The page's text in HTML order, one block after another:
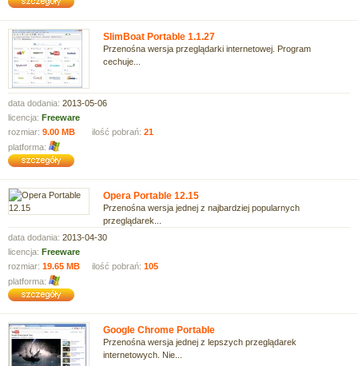
SlimBoat Portable 1.1.27
Przenośna wersja przeglądarki internetowej. Program
cechuje...
data dodania: 2013-05-06
licencja: Freeware
rozmiar: 9.00 MB ilość pobrań: 21
platforma:
Opera Portable 12.15
Przenośna wersja jednej z najbardziej popularnych
przeglądarek...
data dodania: 2013-04-30
licencja: Freeware
rozmiar: 19.65 MB ilość pobrań: 105
platforma:
Google Chrome Portable
Przenośna wersja jednej z lepszych przeglądarek
internetowych. Nie...